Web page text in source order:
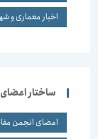
اخبار معماری و
ساختار اعضای
اعضای انجمن مفاخر